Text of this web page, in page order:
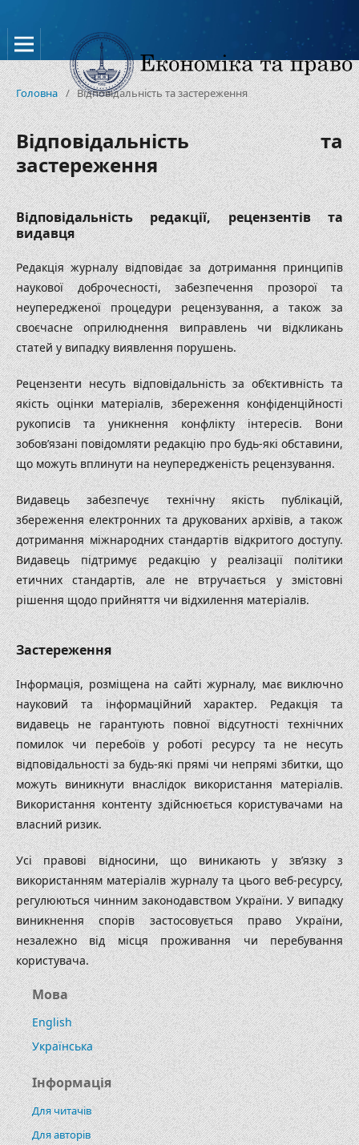
Головна / Відповідальність та застереження
Відповідальність та
застереження
Відповідальність редакції, рецензентів та
видавця
Редакція журналу відповідає за дотримання принципів
наукової доброчесності, забезпечення прозорої та
неупередженої процедури рецензування, а також за
своєчасне оприлюднення виправлень чи відкликань
статей у випадку виявлення порушень.
Рецензенти несуть відповідальність за об’єктивність та
якість оцінки матеріалів, збереження конфіденційності
рукописів та уникнення конфлікту інтересів. Вони
зобов’язані повідомляти редакцію про будь-які обставини,
що можуть вплинути на неупередженість рецензування.
Видавець забезпечує технічну якість публікацій,
збереження електронних та друкованих архівів, а також
дотримання міжнародних стандартів відкритого доступу.
Видавець підтримує редакцію у реалізації політики
етичних стандартів, але не втручається у змістовні
рішення щодо прийняття чи відхилення матеріалів.
Застереження
Інформація, розміщена на сайті журналу, має виключно
науковий та інформаційний характер. Редакція та
видавець не гарантують повної відсутності технічних
помилок чи перебоїв у роботі ресурсу та не несуть
відповідальності за будь-які прямі чи непрямі збитки, що
можуть виникнути внаслідок використання матеріалів.
Використання контенту здійснюється користувачами на
власний ризик.
Усі правові відносини, що виникають у зв’язку з
використанням матеріалів журналу та цього веб‑ресурсу,
регулюються чинним законодавством України. У випадку
виникнення спорів застосовується право України,
незалежно від місця проживання чи перебування
користувача.
Мова
English
Українська
Інформація
Для читачів
Для авторів